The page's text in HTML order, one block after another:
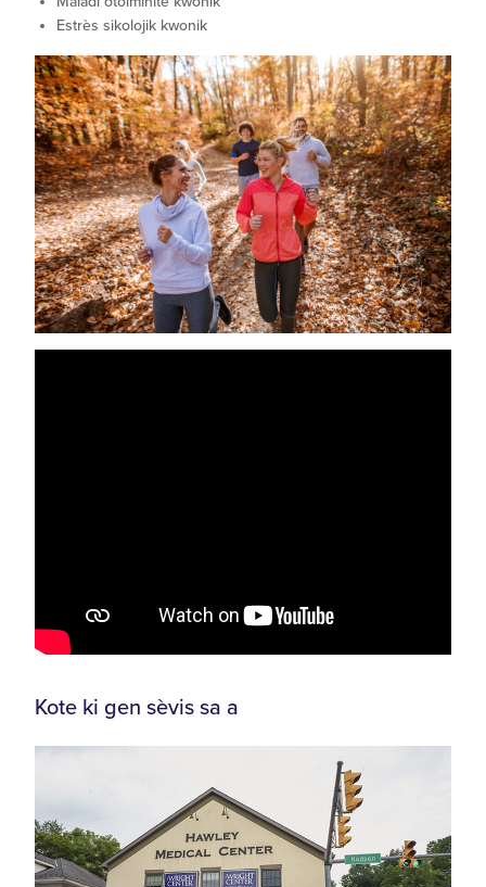
Estrès sikolojik kwonik
Kote ki gen sèvis sa a